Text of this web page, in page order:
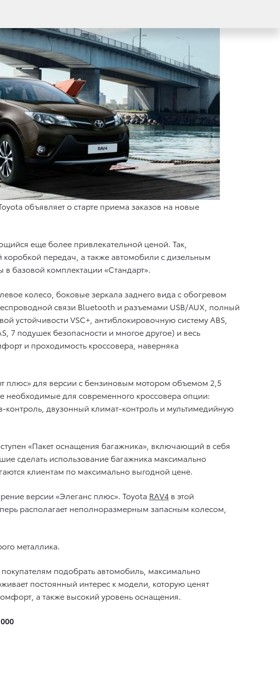
объявляет о старте приема заказов на новые
еще более привлекательной ценой. Так,
передач, а также автомобили с дизельным
базовой комплектации «Стандарт».
колесо, боковые зеркала заднего вида с обогревом
связи Bluetooth и разъемами USB/AUX, полный
устойчивости VSC+, антиблокировочную систему ABS,
7 подушек безопасности и многое другое) и весь
и проходимость кроссовера, наверняка
для версии с бензиновым мотором объемом 2,5
для современного кроссовера опции:
двузонный климат-контроль и мультимедийную
«Пакет оснащения багажника», включающий в себя
сделать использование багажника максимально
клиентам по максимально выгодной цене.
версии «Элеганс плюс». Toyota RAV4 в этой
располагает неполноразмерным запасным колесом,
металлика.
подобрать автомобиль, максимально
постоянный интерес к модели, которую ценят
а также высокий уровень оснащения.